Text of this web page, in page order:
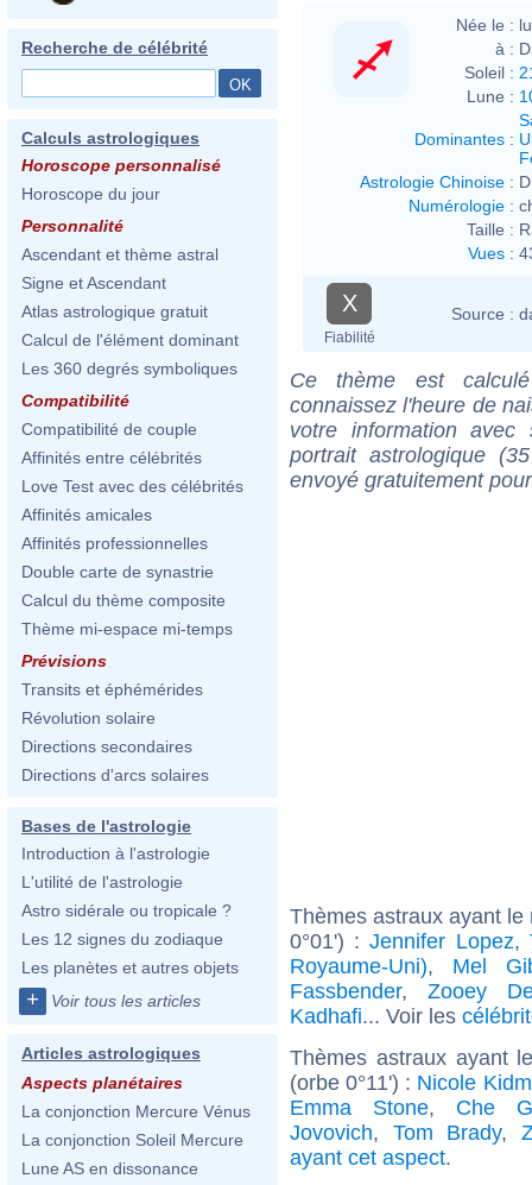
Recherche de célébrité
Calculs astrologiques
Horoscope personnalisé
Horoscope du jour
Personnalité
Ascendant et thème astral
Signe et Ascendant
Atlas astrologique gratuit
Calcul de l'élément dominant
Les 360 degrés symboliques
Compatibilité
Compatibilité de couple
Affinités entre célébrités
Love Test avec des célébrités
Affinités amicales
Affinités professionnelles
Double carte de synastrie
Calcul du thème composite
Thème mi-espace mi-temps
Prévisions
Transits et éphémérides
Révolution solaire
Directions secondaires
Directions d'arcs solaires
Bases de l'astrologie
Introduction à l'astrologie
L'utilité de l'astrologie
Astro sidérale ou tropicale ?
Les 12 signes du zodiaque
Les planètes et autres objets
+ Voir tous les articles
Articles astrologiques
Aspects planétaires
La conjonction Mercure Vénus
La conjonction Soleil Mercure
Lune AS en dissonance
Née le :
à :
Soleil :
Lune :
Dominantes :
Astrologie Chinoise :
Numérologie :
Taille :
Vues :
X
Fiabilité
Source :
Ce thème est
connaissez l'heure de
votre information
portrait astrologique
envoyé gratuitement
Thèmes astraux ayant
0°01') :Jennifer Lopez,
Royaume-Uni), Mel
Fassbender, Zooey
Kadhafi... Voir les
Thèmes astraux ayant
(orbe 0°11') : Nicole
Emma Stone, Che
Jovovich, Tom Brady,
ayant cet aspect.